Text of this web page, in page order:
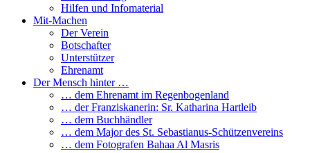
Hilfen und Infomaterial
Mit-Machen
Der Verein
Botschafter
Unterstützer
Ehrenamt
Der Mensch hinter …
… dem Ehrenamt im Regenbogenland
… der Franziskanerin: Sr. Katharina Hartleib
… dem Buchhändler
… dem Major des St. Sebastianus-Schützenvereins
… dem Fotografen Bahaa Al Masris